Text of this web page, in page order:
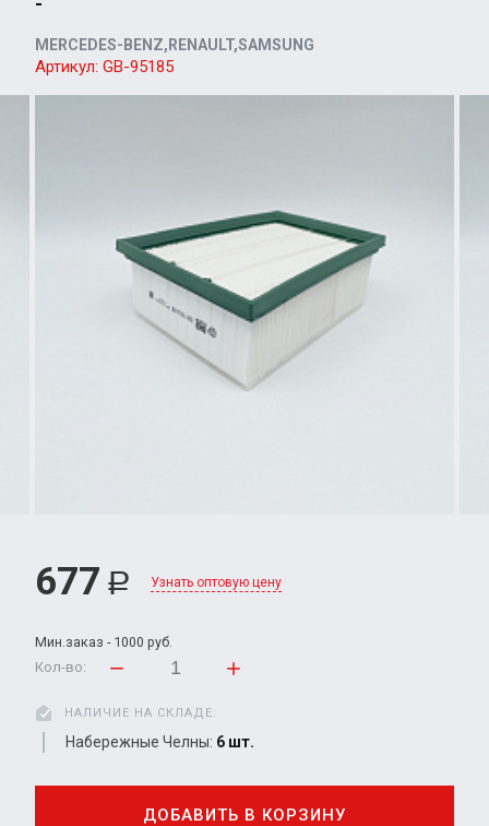
MERCEDES-BENZ,RENAULT,SAMSUNG
Артикул: GB-95185
677 Р Узнать оптовую цену
Мин.заказ - 1000 руб.
Кол-во:
НАЛИЧИЕ НА СКЛАДЕ:
Набережные Челны: 6 шт.
ДОБАВИТЬ В КОРЗИНУ